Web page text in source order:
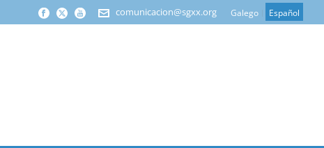
Galego Español
comunicacion@sgxx.org